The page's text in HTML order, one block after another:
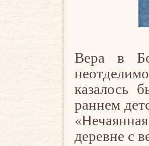
Вера в
казалось
раннем
деревне с